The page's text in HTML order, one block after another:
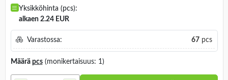
Yksikköhinta (pcs):
alkaen 2.24 EUR
Varastossa: 67pcs
Määrä pcs(monikertaisuus: 1)